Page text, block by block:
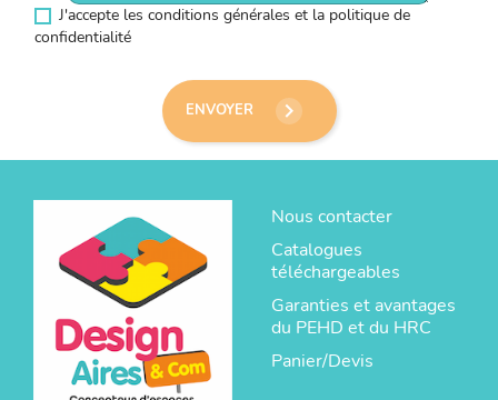
J'accepte les conditions générales et la politique de
confidentialité
ENVOYER keyboard_arrow_right
Nous contacter
Catalogues
téléchargeables
Garanties et avantages
du PEHD et du HRC
Panier/Devis